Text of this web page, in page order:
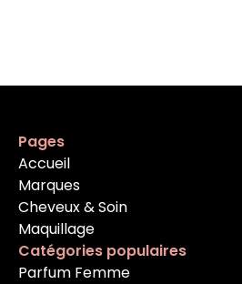
Pages
Accueil
Marques
Cheveux & Soin
Maquillage
Catégories populaires
Parfum Femme